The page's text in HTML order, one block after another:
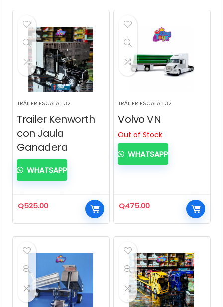
TRÁILER ESCALA 1.32
Trailer Kenworth
con Jaula
Ganadera
Q525.00
WHATSAPP
TRÁILER ESCALA 1.32
Volvo VN
Out of Stock
Q475.00
WHATSAPP